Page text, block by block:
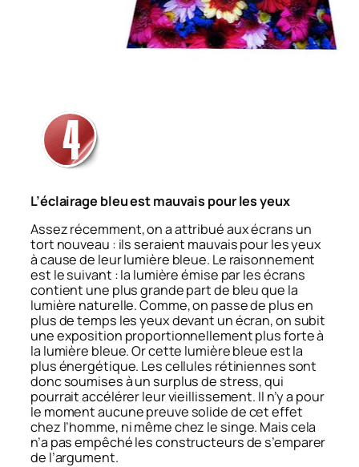
L’éclairage bleu est mauvais pour les yeux
Assez récemment, on a attribué aux écrans un
tort nouveau : ils seraient mauvais pour les yeux
à cause de leur lumière bleue. Le raisonnement
est le suivant : la lumière émise par les écrans
contient une plus grande part de bleu que la
lumière naturelle. Comme, on passe de plus en
plus de temps les yeux devant un écran, on subit
une exposition proportionnellement plus forte à
la lumière bleue. Or cette lumière bleue est la
plus énergétique. Les cellules rétiniennes sont
donc soumises à un surplus de stress, qui
pourrait accélérer leur vieillissement. Il n’y a pour
le moment aucune preuve solide de cet effet
chez l’homme, ni même chez le singe. Mais cela
n’a pas empêché les constructeurs de s’emparer
de l’argument.